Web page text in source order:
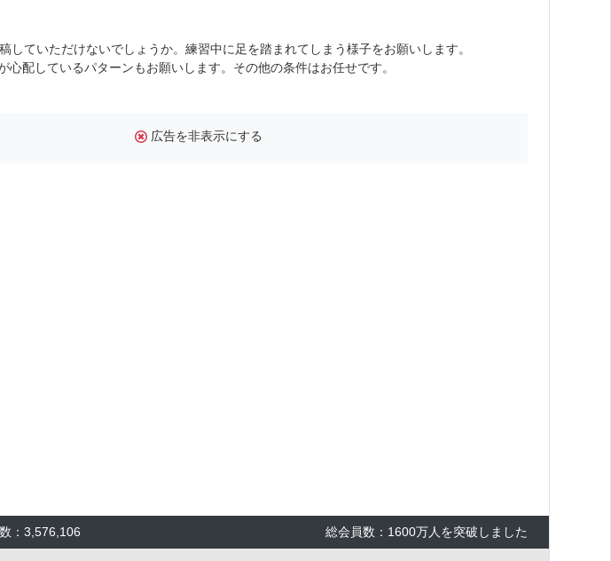
していただけないでしょうか。練習中に足を踏まれてしまう様子をお願いします。
配しているパターンもお願いします。その他の条件はお任せです。
広告を非表示にする
：3,576,106 総会員数：1600万人を突破しました